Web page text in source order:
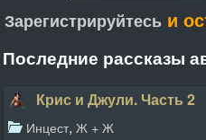
Зарегистрируйтесь и
Последние рассказы
Крис и Джули. Часть 2
Инцест, Ж + Ж